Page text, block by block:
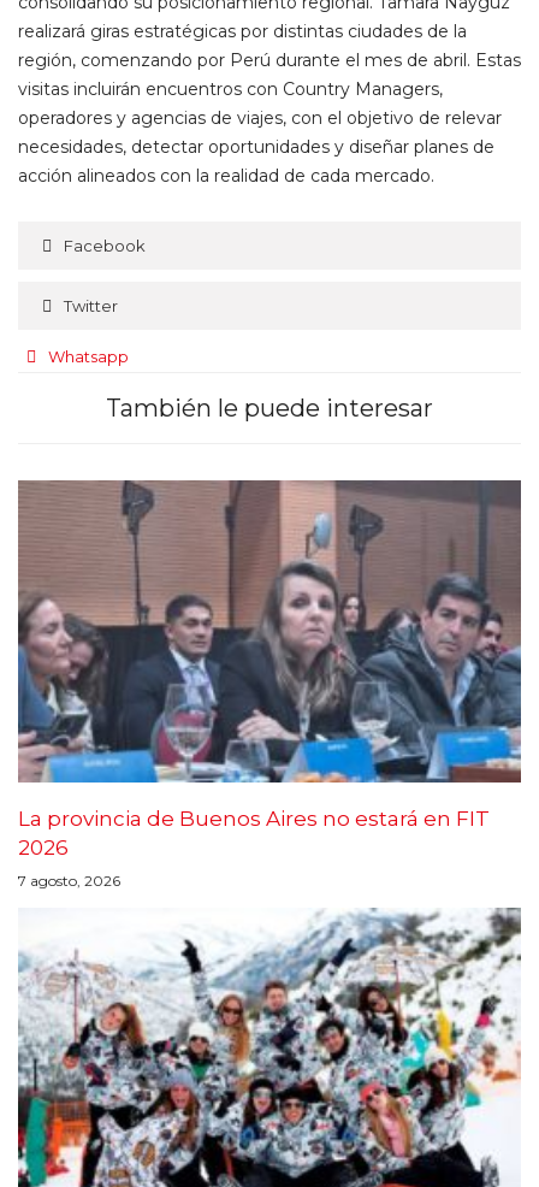
realizará giras estratégicas por distintas ciudades de la
región, comenzando por Perú durante el mes de abril. Estas
visitas incluirán encuentros con Country Managers,
operadores y agencias de viajes, con el objetivo de relevar
necesidades, detectar oportunidades y diseñar planes de
acción alineados con la realidad de cada mercado.
Facebook
Twitter
Whatsapp
También le puede interesar
La provincia de Buenos Aires no estará en FIT
2026
7 agosto, 2026